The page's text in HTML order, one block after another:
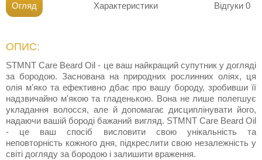
Огляд Характеристики Відгуки 0
ОПИС:
STMNT Care Beard Oil - це ваш найкращий супутник у догляді
за бородою. Заснована на природних рослинних оліях, ця
олія м'яко та ефективно дбає про вашу бороду, зробивши її
надзвичайно м'якою та гладенькою. Вона не лише полегшує
укладання волосся, але й допомагає дисциплінувати його,
надаючи вашій бороді бажаний вигляд. STMNT Care Beard Oil
- це ваш спосіб висловити свою унікальність та
неповторність кожного дня, підкреслити свою незалежність у
світі догляду за бородою і залишити враження.